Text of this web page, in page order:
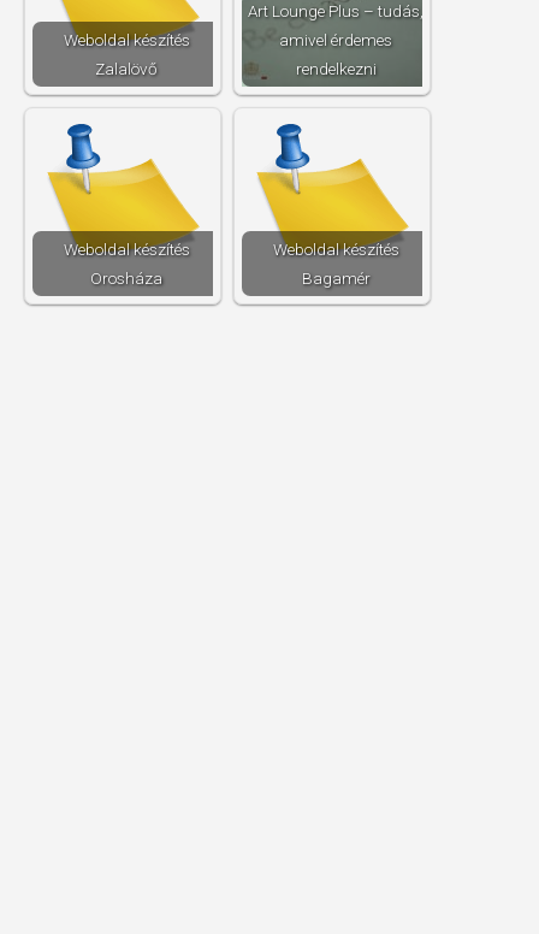
Weboldal készítés​
Zalalövő
Art Lounge Plus – tudás,
amivel érdemes
rendelkezni
Weboldal készítés​
Orosháza
Weboldal készítés​
Bagamér